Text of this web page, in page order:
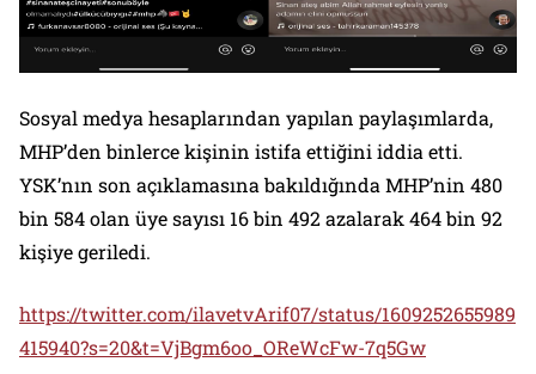
Sosyal medya hesaplarından yapılan paylaşımlarda,
MHP’den binlerce kişinin istifa ettiğini iddia etti.
YSK’nın son açıklamasına bakıldığında MHP’nin 480
bin 584 olan üye sayısı 16 bin 492 azalarak 464 bin 92
kişiye geriledi.
https://twitter.com/ilavetvArif07/status/1609252655989
415940?s=20&t=VjBgm6oo_OReWcFw-7q5Gw